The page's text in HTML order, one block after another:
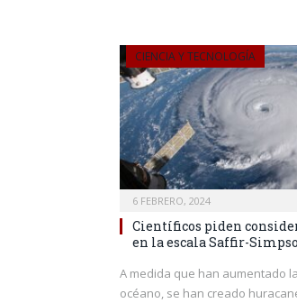
CIENCIA Y TECNOLOGÍA
6 FEBRERO, 2024
Científicos piden
en la escala Saffir-
A medida que han aumentado
océano, se han creado